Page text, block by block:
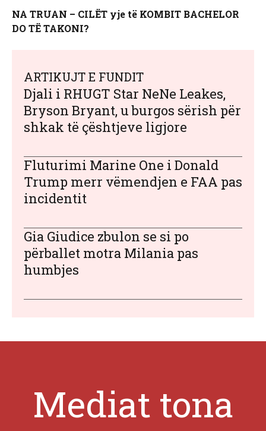
NA TRUAN – CILËT yje të KOMBIT BACHELOR
DO TË TAKONI?
ARTIKUJT E FUNDIT
Djali i RHUGT Star NeNe Leakes,
Bryson Bryant, u burgos sërish për
shkak të çështjeve ligjore
Fluturimi Marine One i Donald
Trump merr vëmendjen e FAA pas
incidentit
Gia Giudice zbulon se si po
përballet motra Milania pas
humbjes
Mediat tona